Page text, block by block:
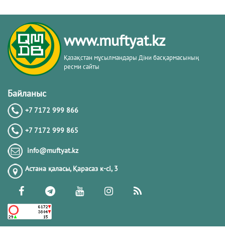
Жүрек сырлары 2-дәріс. Тәубе
тақырыбы. Әр-рисала әл-Қушайрия
кітабы негізінде
20.02.2026
20.02.2026
РАМАЗАН – РАХЫМ, КЕШІРІМ ЖӘНЕ
ТОЗАҚТАН ҚҰТЫЛУ АЙЫ
19.02.2026 7506
РАМАЗАН ҚАРСАҢЫНДАҒЫ
www.muftyat.kz
Қазақстан мұсылмандары Діни басқармасының
ресми сайты
Байланыс
+7 7172 999 866
+7 7172 999 865
info@muftyat.kz
Астана қаласы, Қарасаз к-сi, 3